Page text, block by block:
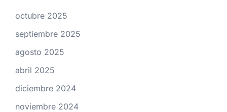
octubre 2025
septiembre 2025
agosto 2025
abril 2025
diciembre 2024
noviembre 2024